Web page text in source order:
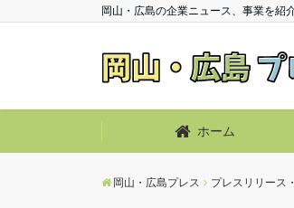
岡山・広島の企業ニュース、事業を紹
ホーム
岡山・広島プレス プレスリリース